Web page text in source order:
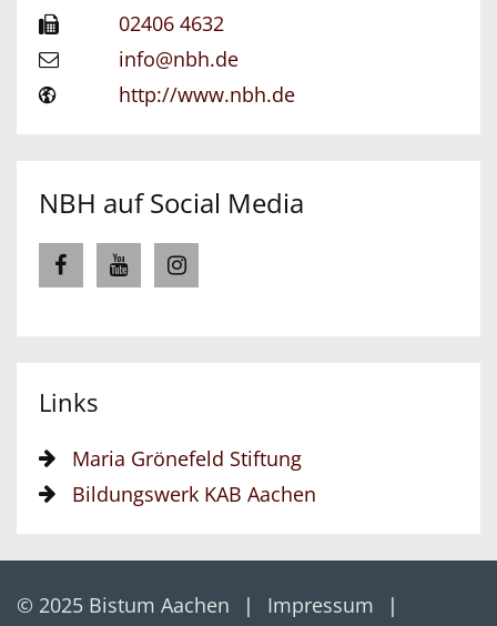
02406 4632
info@nbh.de
http://www.nbh.de
NBH auf Social Media
Links
Maria Grönefeld Stiftung
Bildungswerk KAB Aachen
© 2025 Bistum Aachen
Impressum